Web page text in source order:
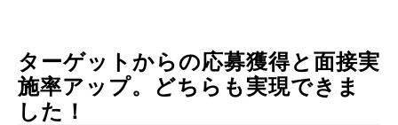
ターゲットからの応募獲得と面接実
施率アップ。どちらも実現できま
した！